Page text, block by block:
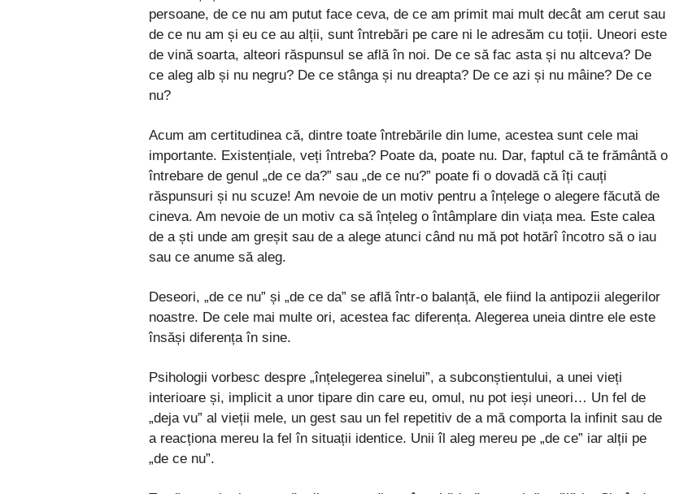
persoane, de ce nu am putut face ceva, de ce am primit mai mult decât am cerut sau
de ce nu am și eu ce au alții, sunt întrebări pe care ni le adresăm cu toții. Uneori este
de vină soarta, alteori răspunsul se află în noi. De ce să fac asta și nu altceva? De
ce aleg alb și nu negru? De ce stânga și nu dreapta? De ce azi și nu mâine? De ce
nu?
Acum am certitudinea că, dintre toate întrebările din lume, acestea sunt cele mai
importante. Existențiale, veți întreba? Poate da, poate nu. Dar, faptul că te frământă o
întrebare de genul „de ce da?” sau „de ce nu?” poate fi o dovadă că îți cauți
răspunsuri și nu scuze! Am nevoie de un motiv pentru a înțelege o alegere făcută de
cineva. Am nevoie de un motiv ca să înțeleg o întâmplare din viața mea. Este calea
de a ști unde am greșit sau de a alege atunci când nu mă pot hotărî încotro să o iau
sau ce anume să aleg.
Deseori, „de ce nu” și „de ce da” se află într-o balanță, ele fiind la antipozii alegerilor
noastre. De cele mai multe ori, acestea fac diferența. Alegerea uneia dintre ele este
însăși diferența în sine.
Psihologii vorbesc despre „înțelegerea sinelui”, a subconștientului, a unei vieți
interioare și, implicit a unor tipare din care eu, omul, nu pot ieși uneori… Un fel de
„deja vu” al vieții mele, un gest sau un fel repetitiv de a mă comporta la infinit sau de
a reacționa mereu la fel în situații identice. Unii îl aleg mereu pe „de ce” iar alții pe
„de ce nu”.